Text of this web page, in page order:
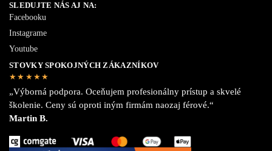
SLEDUJTE NÁS AJ NA:
Facebooku
Instagrame
Youtube
STOVKY SPOKOJNÝCH ZÁKAZNÍKOV
★★★★★
„Výborná podpora. Oceňujem profesionálny prístup a skvelé
školenie. Ceny sú oproti iným firmám naozaj férové.“
Martin B.